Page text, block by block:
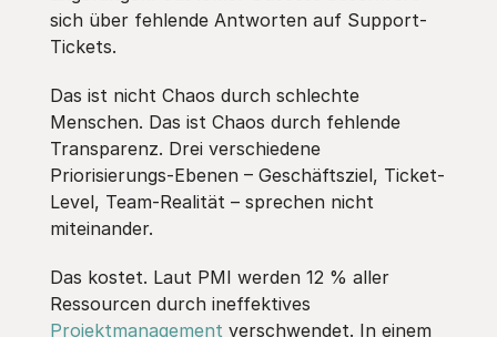
sich über fehlende Antworten auf Support-
Tickets.
Das ist nicht Chaos durch schlechte
Menschen. Das ist Chaos durch fehlende
Transparenz. Drei verschiedene
Priorisierungs-Ebenen – Geschäftsziel, Ticket-
Level, Team-Realität – sprechen nicht
miteinander.
Das kostet. Laut PMI werden 12 % aller
Ressourcen durch ineffektives
Projektmanagement verschwendet. In einem